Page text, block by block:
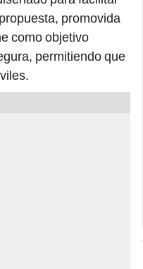
promovida
como objetivo
permitiendo que